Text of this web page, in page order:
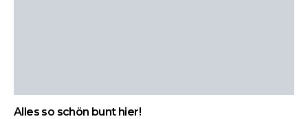
Alles so schön bunt hier!